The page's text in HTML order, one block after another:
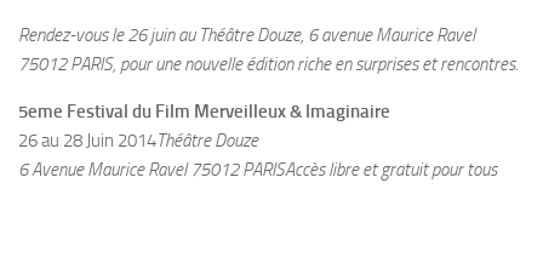
Rendez-vous le 26 juin au Théâtre Douze, 6 avenue Maurice Ravel
75012 PARIS, pour une nouvelle édition riche en surprises et rencontres.
5eme Festival du Film Merveilleux & Imaginaire
26 au 28 Juin 2014Théâtre Douze
6 Avenue Maurice Ravel 75012 PARISAccès libre et gratuit pour tous